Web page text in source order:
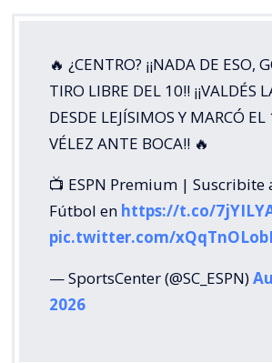
🔥 ¿CENTRO? ¡¡NADA DE ESO,
TIRO LIBRE DEL 10!! ¡¡VALDÉS
DESDE LEJÍSIMOS Y MARCÓ
VÉLEZ ANTE BOCA!! 🔥
📺 ESPN Premium | Suscribite
Fútbol en https://t.co/
pic.twitter.com/
— SportsCenter (@SC_ESPN)
2026